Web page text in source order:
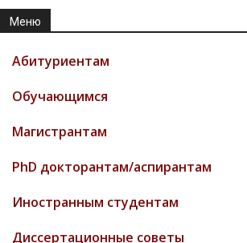
Меню
Абитуриентам
Обучающимся
Магистрантам
PhD докторантам/аспирантам
Иностранным студентам
Диссертационные советы